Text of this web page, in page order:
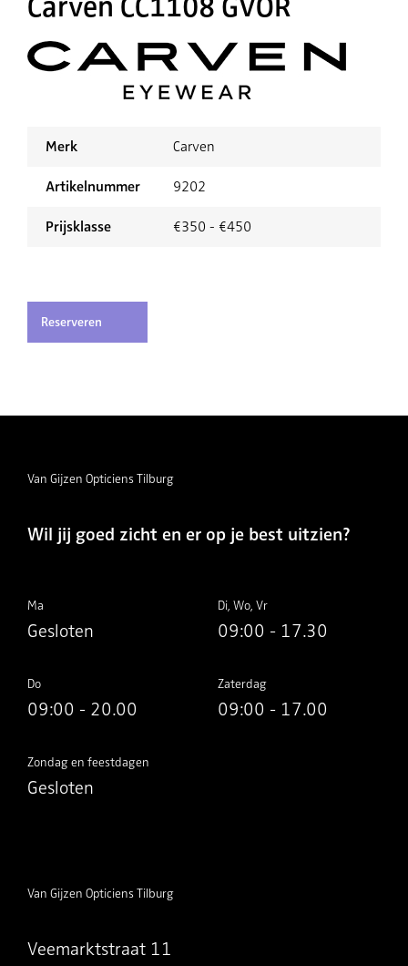
Merk Carven
Artikelnummer 9202
Prijsklasse €350 - €450
Reserveren
Van Gijzen Opticiens Tilburg
Wil jij goed zicht en er op je best uitzien?
Ma
Gesloten
Di, Wo, Vr
09:00 - 17.30
Do
09:00 - 20.00
Zaterdag
09:00 - 17.00
Zondag en feestdagen
Gesloten
Van Gijzen Opticiens Tilburg
Veemarktstraat 11